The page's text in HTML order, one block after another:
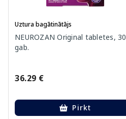
Uztura bagātinātājs
NEUROZAN Original tabletes, 30
gab.
36.29 €
Pirkt